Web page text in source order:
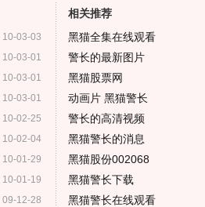
10-03-03
10-03-01
10-03-01
10-03-01
10-02-25
10-02-04
10-01-29
10-01-19
09-12-28
相关推荐
黑猫全集在线观看
警长的最新图片
黑猫股票网
动画片 黑猫警长
警长的高清视频
黑猫警长的消息
黑猫股份002068
黑猫警长下载
黑猫警长在线观看